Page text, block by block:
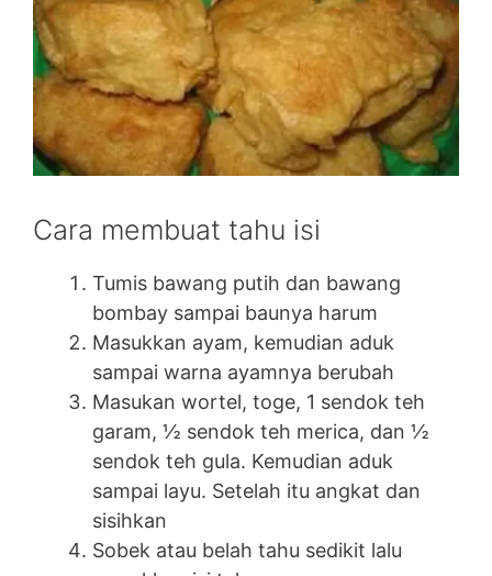
Cara membuat tahu isi
Tumis bawang putih dan bawang
bombay sampai baunya harum
Masukkan ayam, kemudian aduk
sampai warna ayamnya berubah
Masukan wortel, toge, 1 sendok teh
garam, ½ sendok teh merica, dan ½
sendok teh gula. Kemudian aduk
sampai layu. Setelah itu angkat dan
sisihkan
Sobek atau belah tahu sedikit lalu